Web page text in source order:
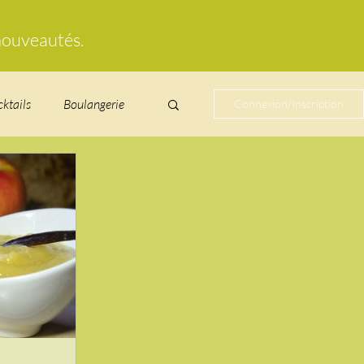
Boulangerie
au vin
Connexion/Inscription